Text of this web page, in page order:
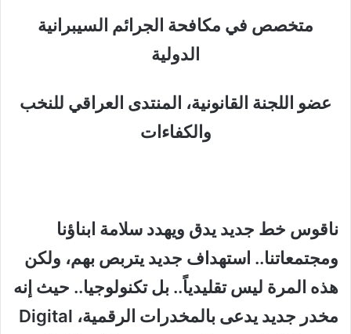
متخصص في مكافحة الجرائم السيبرانية
الدولية
عضو اللجنة القانونية، المنتدى العراقي للنخب
والكفاءات
ناقوس خط جديد يدق ويهدد سلامة ابناؤنا
ومجتمعاتنا.. استهداف جديد يتربص بهم، ولكن
هذه المرة ليس تقليدياً.. بل تكنولوجيا.. حيث إنه
مخدر جديد يدعى بالمخدرات الرقمية، Digital